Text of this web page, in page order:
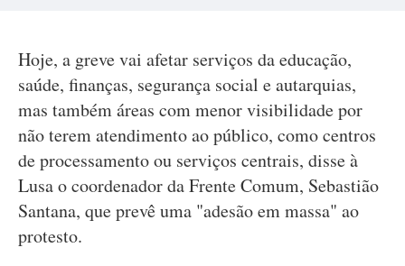
Hoje, a greve vai afetar serviços da educação,
saúde, finanças, segurança social e autarquias,
mas também áreas com menor visibilidade por
não terem atendimento ao público, como centros
de processamento ou serviços centrais, disse à
Lusa o coordenador da Frente Comum, Sebastião
Santana, que prevê uma "adesão em massa" ao
protesto.